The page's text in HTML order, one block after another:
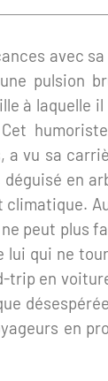
avec
pulsion
à laquelle
a vu sa
en
ne peut plus
lui qui ne
trip en
en